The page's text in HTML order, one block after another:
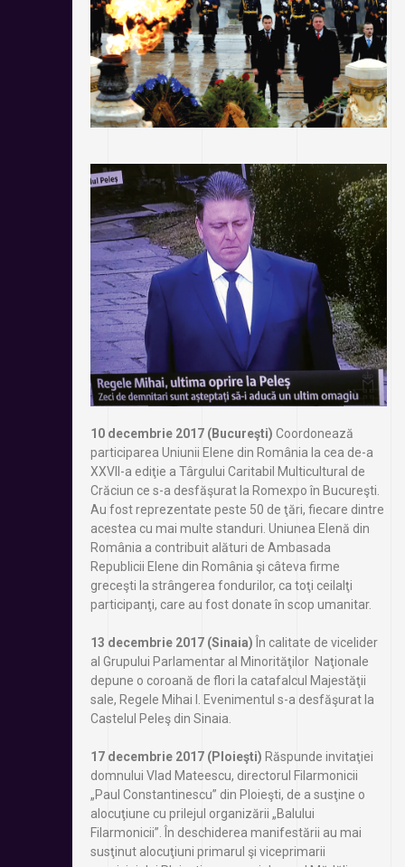
10 decembrie 2017 (Bucureşti) Coordonează
participarea Uniunii Elene din România la cea de-a
XXVII-a ediţie a Târgului Caritabil Multicultural de
Crăciun ce s-a desfăşurat la Romexpo în Bucureşti.
Au fost reprezentate peste 50 de ţări, fiecare dintre
acestea cu mai multe standuri. Uniunea Elenă din
România a contribuit alături de Ambasada
Republicii Elene din România şi câteva firme
greceşti la strângerea fondurilor, ca toţi ceilalţi
participanţi, care au fost donate în scop umanitar.
13 decembrie 2017 (Sinaia) În calitate de vicelider
al Grupului Parlamentar al Minorităţilor Naţionale
depune o coroană de flori la catafalcul Majestăţii
sale, Regele Mihai I. Evenimentul s-a desfăşurat la
Castelul Peleş din Sinaia.
17 decembrie 2017 (Ploieşti) Răspunde invitaţiei
domnului Vlad Mateescu, directorul Filarmonicii
„Paul Constantinescu” din Ploieşti, de a susţine o
alocuţiune cu prilejul organizării „Balului
Filarmonicii”. În deschiderea manifestării au mai
susţinut alocuţiuni primarul şi viceprimarii